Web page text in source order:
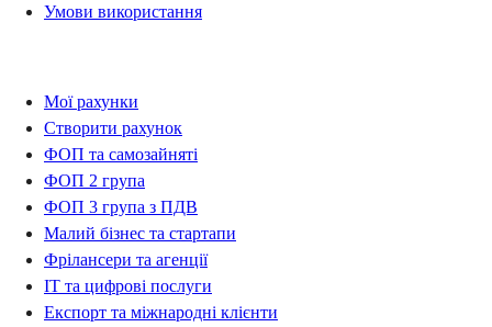
Умови використання
Мої рахунки
Створити рахунок
ФОП та самозайняті
ФОП 2 група
ФОП 3 група з ПДВ
Малий бізнес та стартапи
Фрілансери та агенції
IT та цифрові послуги
Експорт та міжнародні клієнти